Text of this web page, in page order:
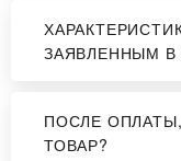
ЗАЯВЛЕННЫМ В
ПОСЛЕ
ТОВАР?